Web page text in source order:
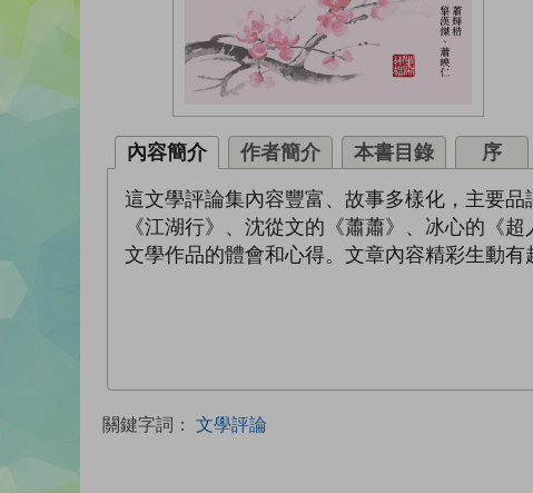
內容簡介 作者簡介 本書目錄 序
這文學評論集內容豐富、故事多樣化，主要
《江湖行》、沈從文的《蕭蕭》、冰心的《
文學作品的體會和心得。文章內容精彩生動有
關鍵字詞： 文學評論